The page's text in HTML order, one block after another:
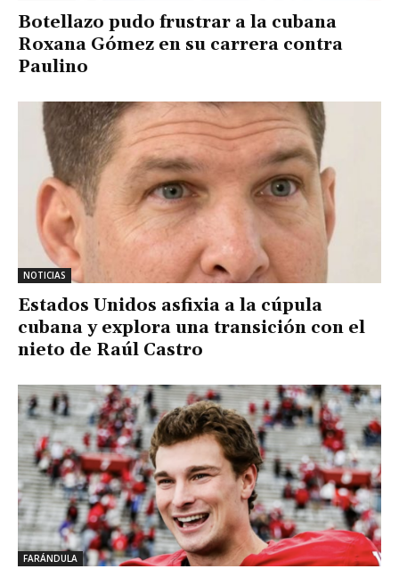
Botellazo pudo frustrar a la cubana
Roxana Gómez en su carrera contra
Paulino
NOTICIAS
Estados Unidos asfixia a la cúpula
cubana y explora una transición con el
nieto de Raúl Castro
FARÁNDULA